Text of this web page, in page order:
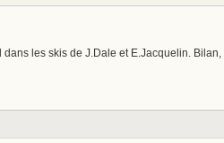
les skis de J.Dale et E.Jacquelin.